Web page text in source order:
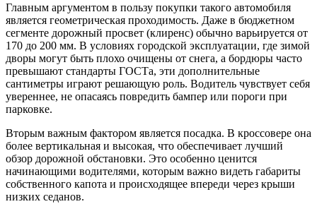
Главным аргументом в пользу покупки такого автомобиля
является геометрическая проходимость. Даже в бюджетном
сегменте дорожный просвет (клиренс) обычно варьируется от
170 до 200 мм. В условиях городской эксплуатации, где зимой
дворы могут быть плохо очищены от снега, а бордюры часто
превышают стандарты ГОСТа, эти дополнительные
сантиметры играют решающую роль. Водитель чувствует себя
увереннее, не опасаясь повредить бампер или пороги при
парковке.
Вторым важным фактором является посадка. В кроссовере она
более вертикальная и высокая, что обеспечивает лучший
обзор дорожной обстановки. Это особенно ценится
начинающими водителями, которым важно видеть габариты
собственного капота и происходящее впереди через крыши
низких седанов.